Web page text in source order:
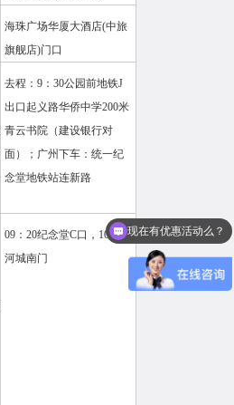
海珠广场华厦大酒店(中旅
旗舰店)门口
去程：9：30公园前地铁J
出口起义路华侨中学200米
青云书院（建设银行对
面）；广州下车：统一纪
念堂地铁站连新路
09：20纪念堂C口，10点天
河城南门
可以介绍下你们的产品么？